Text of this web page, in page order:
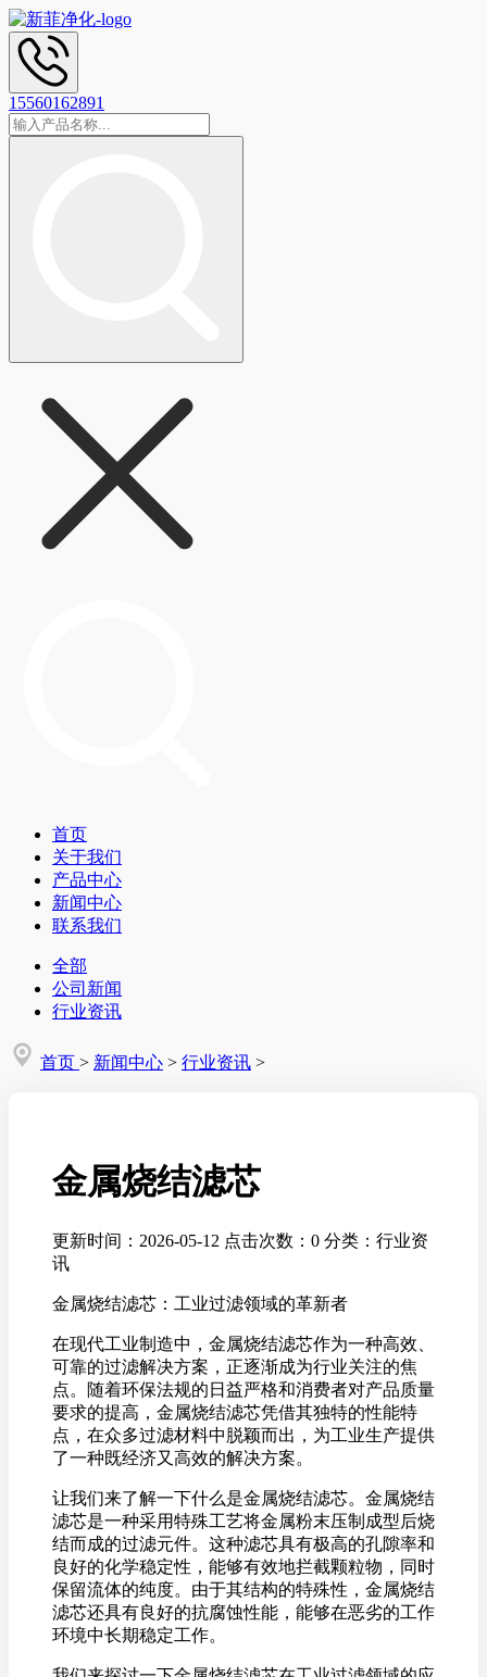
15560162891
首页
关于我们
产品中心
新闻中心
联系我们
全部
公司新闻
行业资讯
首页 > 新闻中心 > 行业资讯 >
金属烧结滤芯
更新时间：2026-05-12 点击次数：0 分类：行业资
讯
金属烧结滤芯：工业过滤领域的革新者
在现代工业制造中，金属烧结滤芯作为一种高效、
可靠的过滤解决方案，正逐渐成为行业关注的焦
点。随着环保法规的日益严格和消费者对产品质量
要求的提高，金属烧结滤芯凭借其独特的性能特
点，在众多过滤材料中脱颖而出，为工业生产提供
了一种既经济又高效的解决方案。
让我们来了解一下什么是金属烧结滤芯。金属烧结
滤芯是一种采用特殊工艺将金属粉末压制成型后烧
结而成的过滤元件。这种滤芯具有极高的孔隙率和
良好的化学稳定性，能够有效地拦截颗粒物，同时
保留流体的纯度。由于其结构的特殊性，金属烧结
滤芯还具有良好的抗腐蚀性能，能够在恶劣的工作
环境中长期稳定工作。